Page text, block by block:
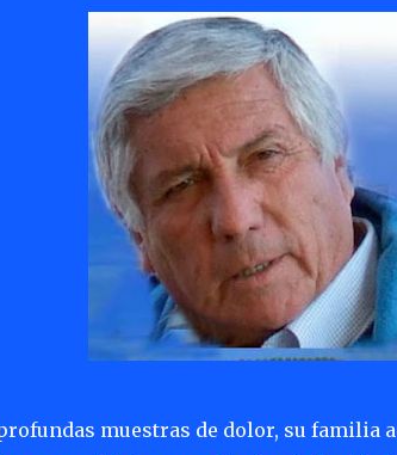
muestras de dolor, su familia